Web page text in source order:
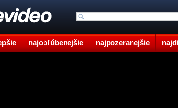
najobľúbenejšie najpozeranejšie